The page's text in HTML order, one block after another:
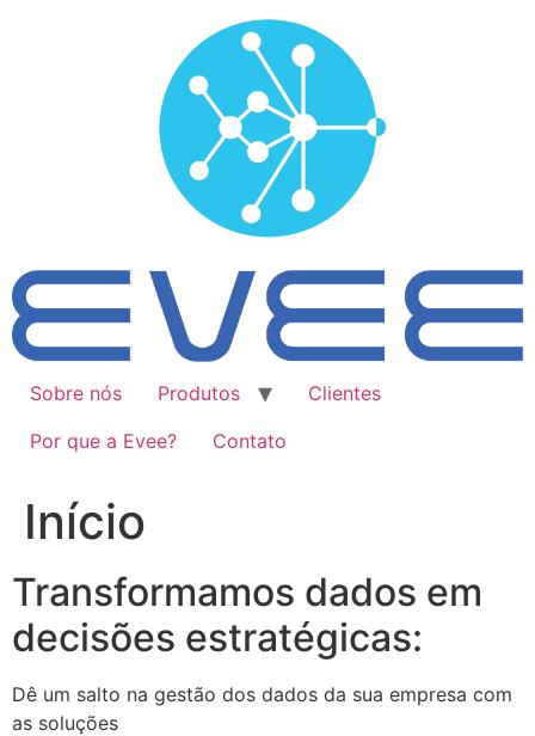
Sobre nós Produtos
Clientes
Por que a Evee?
Contato
Início
Transformamos dados em
decisões estratégicas:
Dê um salto na gestão dos dados da sua empresa com
as soluções